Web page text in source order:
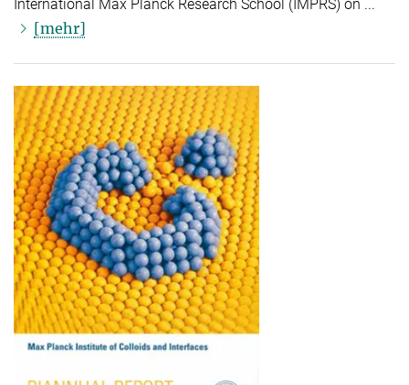
International Max Planck Research School (IMPRS) on ...
[mehr]